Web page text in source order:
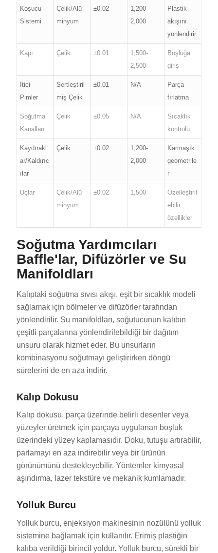
Koşucu
Sistemi
Çelik/Alü
minyum
±0.02
1,200-
2,000
Plastik
akışını
yönlendirir
Kapı Çelik ±0.01
1,500-
2,500
Boşluğa
giriş
İtici
Pimler
Sertleştiril
miş Çelik
±0.01 N/A
Parça
fırlatma
Soğutma
Kanalları
Çelik ±0.05 N/A
Sıcaklık
kontrolü
Kaydırakl
ar/Kaldırıc
ılar
Çelik ±0.02
1,200-
2,000
Karmaşık
geometrile
r
Uçlar
Çelik/Alü
minyum
±0.02 1,500
Özelleştiril
ebilir
özellikler
Soğutma Yardımcıları
Baffle'lar, Difüzörler ve Su
Manifoldları
Kalıptaki soğutma sıvısı akışı, eşit bir sıcaklık modeli
sağlamak için bölmeler ve difüzörler tarafından
yönlendirilir. Su manifoldları, soğutucunun kalıbın
çeşitli parçalarına yönlendirilebildiği bir dağıtım
unsuru olarak hizmet eder. Bu unsurların
kombinasyonu soğutmayı geliştirirken döngü
sürelerini de en aza indirir.
Kalıp Dokusu
Kalıp dokusu, parça üzerinde belirli desenler veya
yüzeyler üretmek için parçaya uygulanan boşluk
üzerindeki yüzey kaplamasıdır. Doku, tutuşu artırabilir,
parlamayı en aza indirebilir veya bir ürünün
görünümünü destekleyebilir. Yöntemler kimyasal
aşındırma, lazer tekstüre ve mekanik kumlamadır.
Yolluk Burcu
Yolluk burcu, enjeksiyon makinesinin nozülünü yolluk
sistemine bağlamak için kullanılır. Erimiş plastiğin
kalıba verildiği birincil yoldur. Yolluk burcu, sürekli bir